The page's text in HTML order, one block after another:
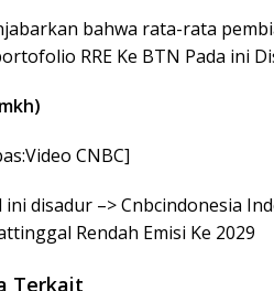
bahwa rata-rata
RRE Ke BTN Pada ini
CNBC]
disadur –> Cnbcindonesia
Rendah Emisi Ke 2029
Terkait